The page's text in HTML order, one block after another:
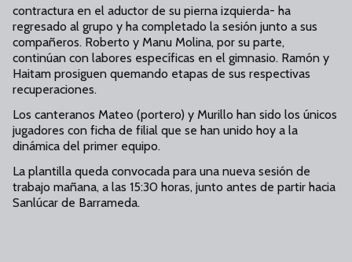
contractura en el aductor de su pierna izquierda- ha
regresado al grupo y ha completado la sesión junto a sus
compañeros. Roberto y Manu Molina, por su parte,
continúan con labores específicas en el gimnasio. Ramón y
Haitam prosiguen quemando etapas de sus respectivas
recuperaciones.
Los canteranos Mateo (portero) y Murillo han sido los únicos
jugadores con ficha de filial que se han unido hoy a la
dinámica del primer equipo.
La plantilla queda convocada para una nueva sesión de
trabajo mañana, a las 15:30 horas, junto antes de partir hacia
Sanlúcar de Barrameda.